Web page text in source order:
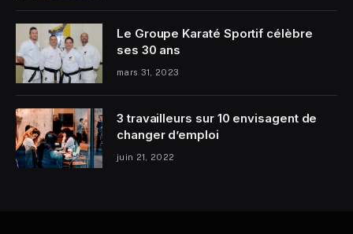
Le Groupe Karaté Sportif célèbre
ses 30 ans
mars 31, 2023
3 travailleurs sur 10 envisagent de
changer d’emploi
juin 21, 2022